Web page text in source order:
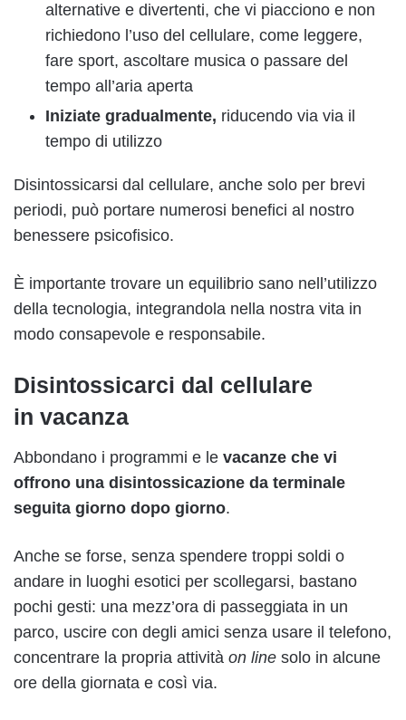
alternative e divertenti, che vi piacciono e non
richiedono l’uso del cellulare, come leggere,
fare sport, ascoltare musica o passare del
tempo all’aria aperta
Iniziate gradualmente, riducendo via via il
tempo di utilizzo
Disintossicarsi dal cellulare, anche solo per brevi
periodi, può portare numerosi benefici al nostro
benessere psicofisico.
È importante trovare un equilibrio sano nell’utilizzo
della tecnologia, integrandola nella nostra vita in
modo consapevole e responsabile.
Disintossicarci dal cellulare
in vacanza
Abbondano i programmi e le vacanze che vi
offrono una disintossicazione da terminale
seguita giorno dopo giorno.
Anche se forse, senza spendere troppi soldi o
andare in luoghi esotici per scollegarsi, bastano
pochi gesti: una mezz’ora di passeggiata in un
parco, uscire con degli amici senza usare il telefono,
concentrare la propria attività on line solo in alcune
ore della giornata e così via.